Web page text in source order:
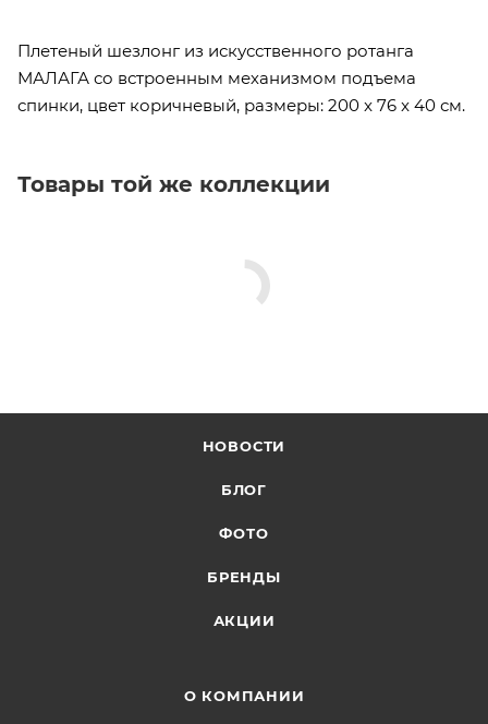
Плетеный шезлонг из искусственного ротанга
МАЛАГА со встроенным механизмом подъема
спинки, цвет коричневый, размеры: 200 x 76 x 40 см.
Товары той же коллекции
НОВОСТИ
БЛОГ
ФОТО
БРЕНДЫ
АКЦИИ
О КОМПАНИИ